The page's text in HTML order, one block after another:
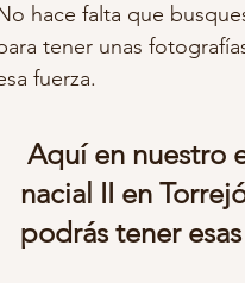
estudio fotos
de algodon fotos
hace falta que
tener unas
fuerza.
Aquí en nuestro
nacial II en
podrás tener